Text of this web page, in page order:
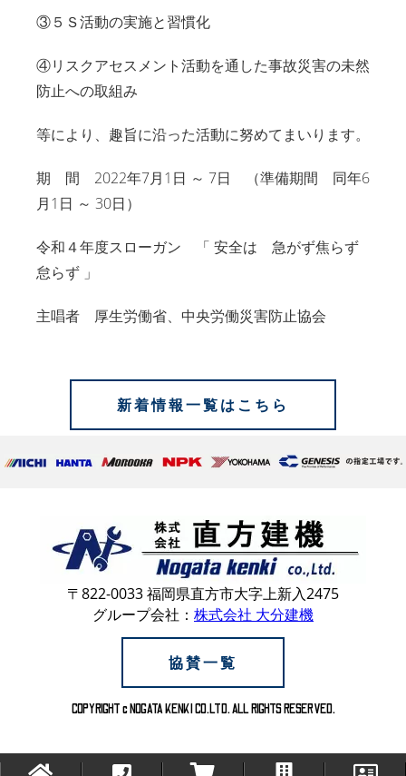
③５Ｓ活動の実施と習慣化
④リスクアセスメント活動を通した事故災害の未然
防止への取組み
等により、趣旨に沿った活動に努めてまいります。
期 間 2022年7月1日 ～ 7日 （準備期間 同年6
月1日 ～ 30日）
令和４年度スローガン 「 安全は 急がず焦らず
怠らず 」
主唱者 厚生労働省、中央労働災害防止協会
新着情報一覧はこちら
〒822-0033 福岡県直方市大字上新入2475
グループ会社： 株式会社 大分建機
協賛一覧
COPYRIGHT c NOGATA KENKI CO.LTD. ALL RIGHTS RESERVED.